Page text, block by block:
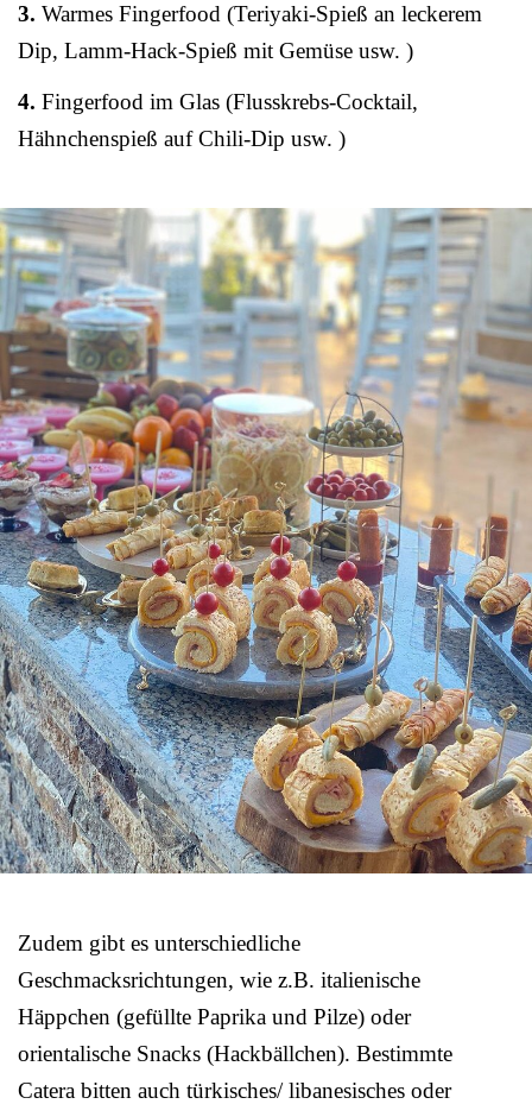
3. Warmes Fingerfood (Teriyaki-Spieß an leckerem
Dip, Lamm-Hack-Spieß mit Gemüse usw. )
4. Fingerfood im Glas (Flusskrebs-Cocktail,
Hähnchenspieß auf Chili-Dip usw. )
Zudem gibt es unterschiedliche
Geschmacksrichtungen, wie z.B. italienische
Häppchen (gefüllte Paprika und Pilze) oder
orientalische Snacks (Hackbällchen). Bestimmte
Catera bitten auch türkisches/ libanesisches oder